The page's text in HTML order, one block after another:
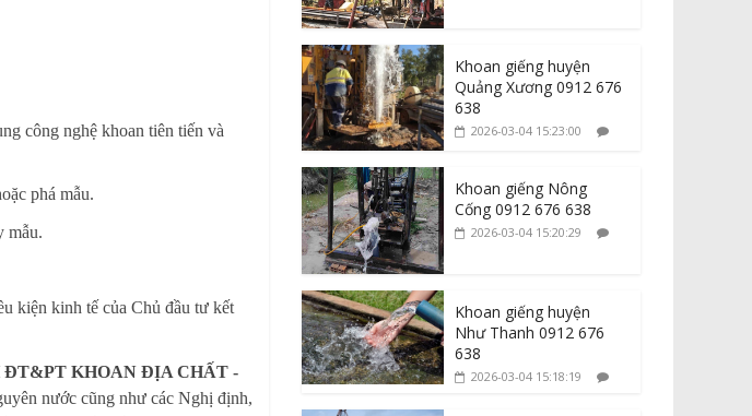
công nghệ khoan tiên tiến và
phá mẫu.
mẫu.
kiện kinh tế của Chủ đầu tư kết
ĐT&PT KHOAN ĐỊA CHẤT -
nước cũng như các Nghị định,
Khoan giếng huyện
Quảng Xương 0912 676
638
2026-03-04 15:23:00
Khoan giếng Nông
Cống 0912 676 638
2026-03-04 15:20:29
Khoan giếng huyện
Như Thanh 0912 676
638
2026-03-04 15:18:19